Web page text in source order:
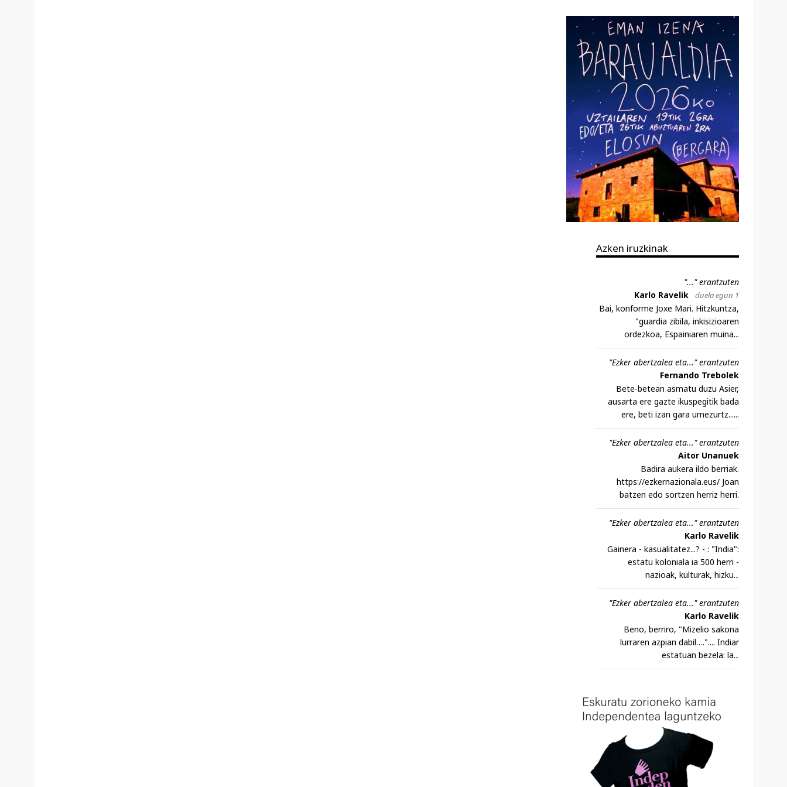
Azken iruzkinak
"..." erantzuten
Karlo Ravelik
duela egun 1
Bai, konforme Joxe Mari. Hitzkuntza,
"guardia zibila, inkisizioaren
ordezkoa, Espainiaren muina...
"Ezker abertzalea eta..." erantzuten
Fernando Trebolek
Bete-betean asmatu duzu Asier,
ausarta ere gazte ikuspegitik bada
ere, beti izan gara umezurtz......
"Ezker abertzalea eta..." erantzuten
Aitor Unanuek
Badira aukera ildo berriak.
https://ezkernazionala.eus/ Joan
batzen edo sortzen herriz herri.
"Ezker abertzalea eta..." erantzuten
Karlo Ravelik
Gainera - kasualitatez...? - : "India":
estatu koloniala ia 500 herri -
nazioak, kulturak, hizku...
"Ezker abertzalea eta..." erantzuten
Karlo Ravelik
Beno, berriro, "Mizelio sakona
lurraren azpian dabil….".... Indiar
estatuan bezela: la...